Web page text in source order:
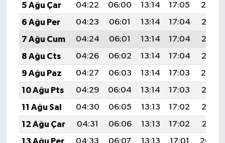
5 Ağu Çar
04:22 06:00 13:14 17:05
20:19
6 Ağu Per
04:23 06:01 13:14 17:04
20:18
7 Ağu Cum
04:24 06:01 13:14 17:04
20:17
8 Ağu Cts
04:26 06:02 13:14 17:04
20:15
9 Ağu Paz
04:27 06:03 13:14 17:03
20:14
10 Ağu Pts
04:29 06:04 13:14 17:03
20:13
11 Ağu Sal
04:30 06:05 13:13 17:02
20:12
12 Ağu Çar
04:31 06:06 13:13 17:02
20:11
13 Ağu Per
04:33 06:07 13:13 17:01
20:09